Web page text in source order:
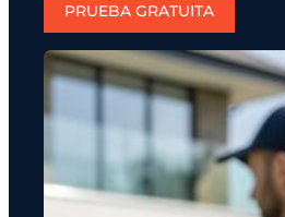
PRUEBA GRATUITA